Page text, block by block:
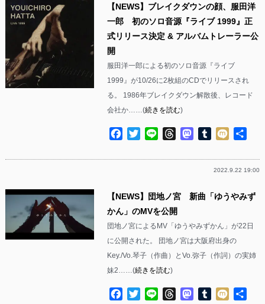
【NEWS】ブレイクダウンの顔、服田洋
一郎 初のソロ音源『ライブ 1999』正
式リリース決定 & アルバムトレーラー公
開
服田洋一郎による初のソロ音源『ライブ
1999』が10/26に2枚組のCDでリリースされ
る。 1986年ブレイクダウン解散後、レコード
会社か……(続きを読む)
Facebook
TwitterLine ThreadsMastodon
Tumblr
Mixi
2022.9.22 19:00
【NEWS】団地ノ宮 新曲「ゆうやみず
かん」のMVを公開
団地ノ宮によるMV「ゆうやみずかん」が22日
に公開された。 団地ノ宮は大阪府出身の
Key./Vo.琴子（作曲）とVo.弥子（作詞）の実姉
妹2……(続きを読む)
Facebook
TwitterLine ThreadsMastodon
Tumblr
Mixi